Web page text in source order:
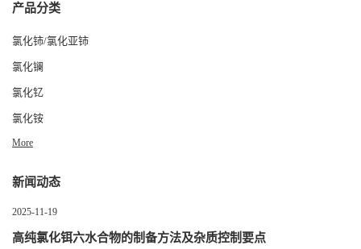
产品分类
氯化铈/氯化亚铈
氯化镧
氯化钇
氯化铵
More
新闻动态
2025-11-19
高纯氯化铒六水合物的制备方法及杂质控制要点